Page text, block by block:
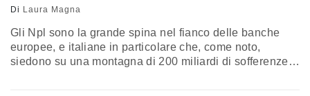
Di Laura Magna
Gli Npl sono la grande spina nel fianco delle banche
europee, e italiane in particolare che, come noto,
siedono su una montagna di 200 miliardi di sofferenze.